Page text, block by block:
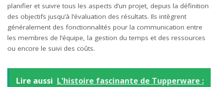
planifier et suivre tous les aspects d’un projet, depuis la définition
des objectifs jusqu’à l’évaluation des résultats. Ils intègrent
généralement des fonctionnalités pour la communication entre
les membres de l’équipe, la gestion du temps et des ressources
ou encore le suivi des coûts.
Lire aussi L'histoire fascinante de Tupperware :